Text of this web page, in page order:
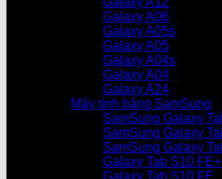
Galaxy A06
Galaxy A05s
Galaxy A05
Galaxy A04s
Galaxy A04
Galaxy A24
Máy tính bảng SamSung
SamSung Galaxy
SamSung Galaxy
SamSung Galaxy
Galaxy Tab S10
Galaxy Tab S10 FE